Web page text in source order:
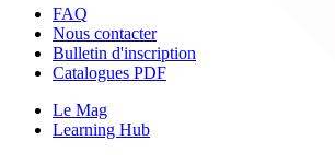
FAQ
Nous contacter
Bulletin d'inscription
Catalogues PDF
Le Mag
Learning Hub